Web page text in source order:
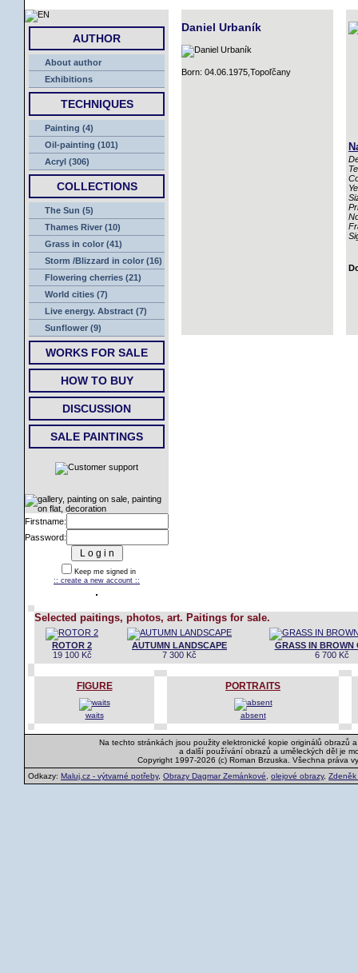
AUTHOR
About author
Exhibitions
TECHNIQUES
Painting (4)
Oil-painting (101)
Acryl (306)
COLLECTIONS
The Sun (5)
Thames River (10)
Grass in color (41)
Storm /Blizzard in color (16)
Flowering cherries (21)
World cities (7)
Live energy. Abstract (7)
Sunflower (9)
WORKS FOR SALE
HOW TO BUY
DISCUSSION
SALE PAINTINGS
Firstname:
Password:
Keep me signed in
:: create a new account ::
Daniel Urbaník
Born: 04.06.1975,Topoľčany
Selected paitings, photos, art. Paitings for sale.
ROTOR 2
19 100 Kč
AUTUMN LANDSCAPE
7 300 Kč
GRASS IN BROWN
6 700 Kč
FIGURE
waits
PORTRAITS
absent
Na techto stránkách jsou použity elektronické kopie originálů obrazů
a další používání obrazů a uměleckých děl je
Copyright 1997-2026 (c) Roman Brzuska. Všechna práva
Odkazy: Maluj.cz - výtvarné potřeby, Obrazy Dagmar Zemánkové olejové obrazy, Zdeněk